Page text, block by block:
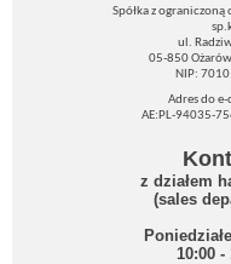
Spółka z
ul.
05-850
NIP:
Adres do e-
AE:PL-94035-
z działem
(sales
10:00 -